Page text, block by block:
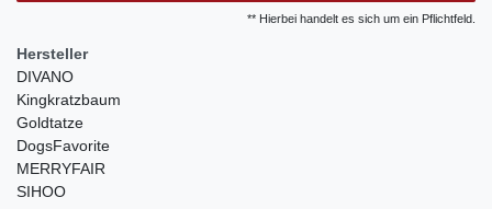
** Hierbei handelt es sich um ein Pflichtfeld.
Hersteller
DIVANO
Kingkratzbaum
Goldtatze
DogsFavorite
MERRYFAIR
SIHOO